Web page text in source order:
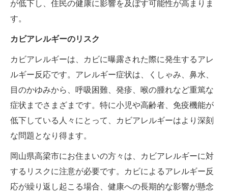
が低下し、住民の健康に影響を及ぼす可能性が高まりま
す。
カビアレルギーのリスク
カビアレルギーは、カビに曝露された際に発生するアレ
ルギー反応です。アレルギー症状は、くしゃみ、鼻水、
目のかゆみから、呼吸困難、発疹、喉の腫れなど重篤な
症状までさまざまです。特に小児や高齢者、免疫機能が
低下している人々にとって、カビアレルギーはより深刻
な問題となり得ます。
岡山県高梁市にお住まいの方々は、カビアレルギーに対
するリスクに注意が必要です。カビによるアレルギー反
応が繰り返し起こる場合、健康への長期的な影響が懸念